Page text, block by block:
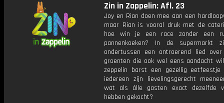
Zin in Zappelin: Afl. 23
Joy en Rian doen mee aan een
maar Rian is vooral druk met de
hoe win je een race zonder een
pannenkoeken? In de supermarkt
ondertussen een ontroerend lied
groenten die ook wel eens aandacht
zeppelin barst een gezellig
iedereen zijn lievelingsgerecht
wat als álle gasten exact dezelfde
hebben gekocht?